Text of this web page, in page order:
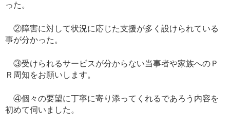
った。
②障害に対して状況に応じた支援が多く設けられている
事が分かった。
③受けられるサービスが分からない当事者や家族へのＰ
Ｒ周知をお願いします。
④個々の要望に丁寧に寄り添ってくれるであろう内容を
初めて伺いました。